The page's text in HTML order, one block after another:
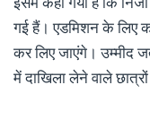
गई हैं। एडमिशन के लिए
कर लिए जाएंगे। उम्मीद
में दाखिला लेने वाले